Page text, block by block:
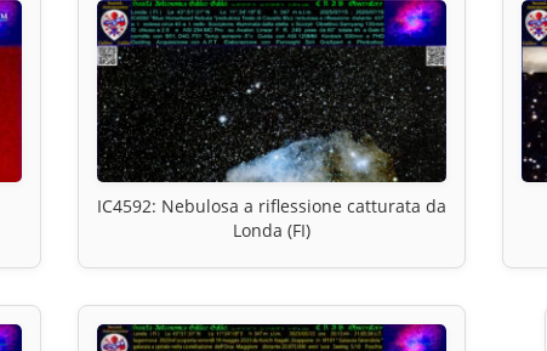
IC4592: Nebulosa a riflessione catturata da
Londa (FI)